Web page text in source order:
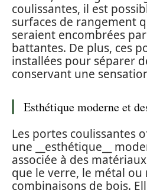
coulissantes, il est
surfaces de rangement
seraient encombrées
battantes. De plus, ces
installées pour séparer
conservant une
Esthétique moderne et
Les portes coulissantes
une __esthétique__
associée à des
que le verre, le métal ou
combinaisons de bois.